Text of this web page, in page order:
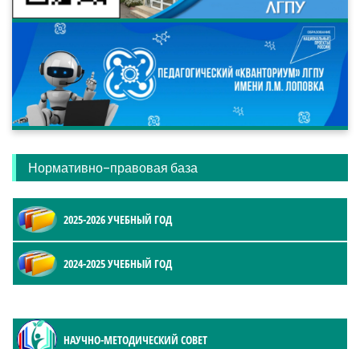
Нормативно-правовая база
2025-2026 УЧЕБНЫЙ ГОД
2024-2025 УЧЕБНЫЙ ГОД
НАУЧНО-МЕТОДИЧЕСКИЙ СОВЕТ